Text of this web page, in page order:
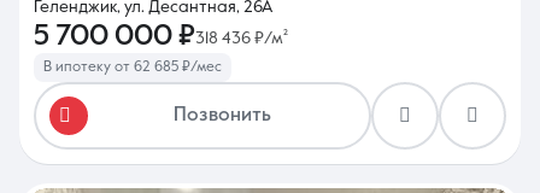
Геленджик, ул. Десантная, 26А
5 700 000 ₽318 436 ₽/м²
В ипотеку от 62 685 ₽/мес
Позвонить